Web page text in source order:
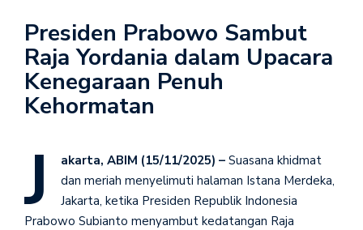
Presiden Prabowo Sambut
Raja Yordania dalam Upacara
Kenegaraan Penuh
Kehormatan
J akarta, ABIM (15/11/2025) – Suasana khidmat
dan meriah menyelimuti halaman Istana Merdeka,
Jakarta, ketika Presiden Republik Indonesia
Prabowo Subianto menyambut kedatangan Raja